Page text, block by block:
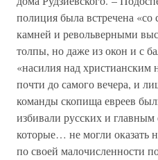
полиция была встречена «со
камней и револьверными
толпы, но даже из окон и с
«насилия над христианским
почти до самого вечера, и
команды скопища евреев
избивали русских и главным
которые… не могли оказать
по своей малочисленности